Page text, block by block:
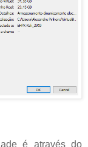
é através do